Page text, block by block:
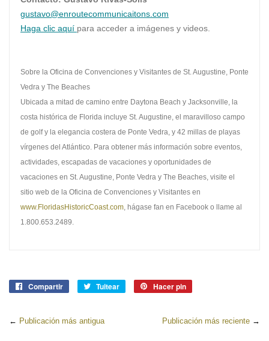
gustavo@enroutecommunicaitons. com
Haga clic aquí para acceder a imágenes y videos.
Sobre la Oficina de Convenciones y Visitantes de St. Augustine, Ponte
Vedra y The Beaches
Ubicada a mitad de camino entre Daytona Beach y Jacksonville, la
costa histórica de Florida incluye St. Augustine, el maravilloso campo
de golf y la elegancia costera de Ponte Vedra, y 42 millas de playas
vírgenes del Atlántico. Para obtener más información sobre eventos,
actividades, escapadas de vacaciones y oportunidades de
vacaciones en St. Augustine, Ponte Vedra y The Beaches, visite el
sitio web de la Oficina de Convenciones y Visitantes en
www.FloridasHistoricCoast.com , hágase fan en Facebook o llame al
1.800.653.2489.
Compartir
CompartirTuitear
Tuitear Hacer pin
← Publicación más antigua Publicación más reciente →